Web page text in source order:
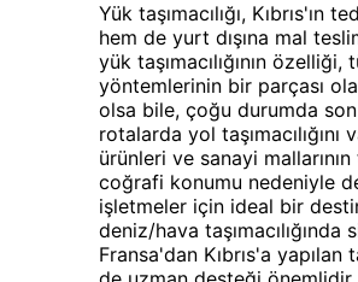
Yük taşımacılığı,
hem de yurt dışına mal
yük taşımacılığının
yöntemlerinin bir parçası
olsa bile, çoğu durumda
rotalarda yol
ürünleri ve sanayi
coğrafi konumu nedeniyle
işletmeler için ideal bir
deniz/hava
Fransa'dan Kıbrıs'a